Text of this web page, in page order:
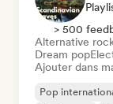
> 500
Alternative
Dream pop
Ajouter dans
Pop